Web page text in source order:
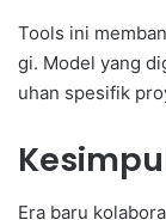
Tools ini
gi. Model yang
uhan spesifik
Era baru